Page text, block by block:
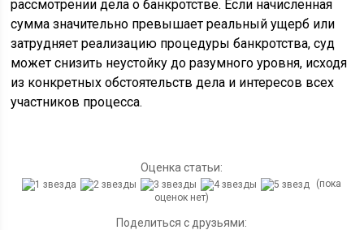
рассмотрении дела о банкротстве. Если начисленная
сумма значительно превышает реальный ущерб или
затрудняет реализацию процедуры банкротства, суд
может снизить неустойку до разумного уровня, исходя
из конкретных обстоятельств дела и интересов всех
участников процесса.
Оценка статьи:
(пока
оценок нет)
Поделиться с друзьями: